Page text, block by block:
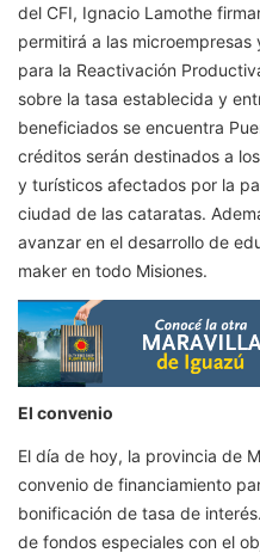
del CFI, Ignacio Lamothe
permitirá a las
para la Reactivación
sobre la tasa establecida y
beneficiados se encuentra
créditos serán destinados a
y turísticos afectados por la
ciudad de las cataratas.
avanzar en el desarrollo de
maker en todo Misiones.
El convenio
El día de hoy, la provincia de
convenio de financiamiento
bonificación de tasa de
de fondos especiales con el